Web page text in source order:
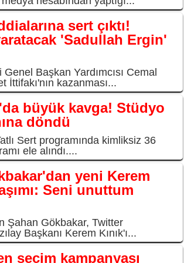
sert çıktı!
'Sadullah Ergin'
Başkan Yardımcısı Cemal
İttifakı'nın kazanması...
büyük kavga! Stüdyo
döndü
Sert programında kimliksiz 36
ele alındı....
yeni Kerem
Seni unuttum
Şahan Gökbakar, Twitter
Başkanı Kerem Kınık'ı...
seçim kampanyası